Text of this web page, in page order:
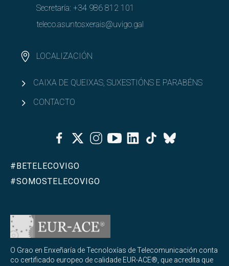
Secretaría: +34 986 812 101
teleco.asuntosxerais@uvigo.gal
LOCALIZACIÓN
CAIXA DE QUEIXAS, SUXESTIÓNS E PARABÉNS
CONTACTO
FacebookTwitterInstagramYoutubeLinkedinTiktok
Bluesky
#BETELECOVIGO
#SOMOSTELECOVIGO
O Grao en Enxeñaría de Tecnoloxías de Telecomunicación conta
co certificado europeo de calidade EUR-ACE®, que acredita que